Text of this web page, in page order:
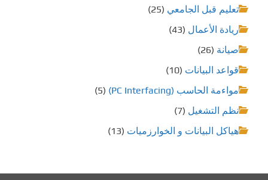
تعليم قبل الجامعي (25)
ريادة الأعمال (43)
صيانة (26)
قواعد البيانات (10)
مواءمة الحاسب (PC Interfacing)
(5)
نظم التشغيل (7)
هياكل البيانات و الخوارزميات (13)